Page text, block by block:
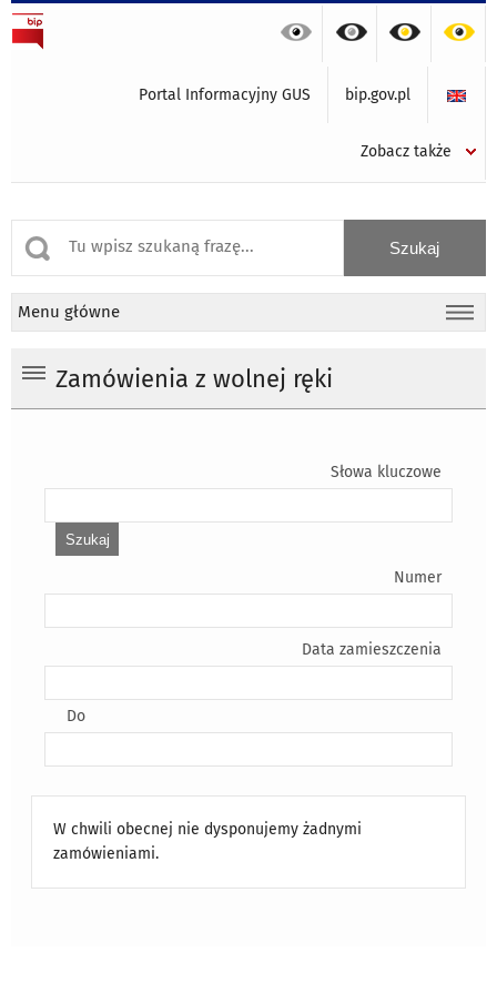
Portal Informacyjny GUS bip.gov.pl
Zobacz także
Menu główne
Zamówienia z wolnej ręki
Słowa kluczowe
Numer
Data zamieszczenia
Do
W chwili obecnej nie dysponujemy żadnymi
zamówieniami.